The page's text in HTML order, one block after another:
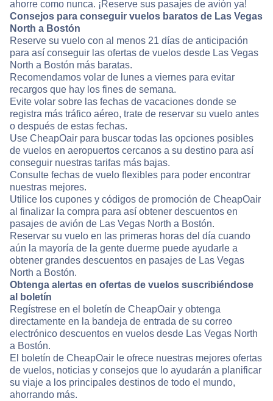
ahorre como nunca. ¡Reserve sus pasajes de avión ya!
Consejos para conseguir vuelos baratos de Las Vegas
North a Bostón
Reserve su vuelo con al menos 21 días de anticipación
para así conseguir las ofertas de vuelos desde Las Vegas
North a Bostón más baratas.
Recomendamos volar de lunes a viernes para evitar
recargos que hay los fines de semana.
Evite volar sobre las fechas de vacaciones donde se
registra más tráfico aéreo, trate de reservar su vuelo antes
o después de estas fechas.
Use CheapOair para buscar todas las opciones posibles
de vuelos en aeropuertos cercanos a su destino para así
conseguir nuestras tarifas más bajas.
Consulte fechas de vuelo flexibles para poder encontrar
nuestras mejores.
Utilice los cupones y códigos de promoción de CheapOair
al finalizar la compra para así obtener descuentos en
pasajes de avión de Las Vegas North a Bostón.
Reservar su vuelo en las primeras horas del día cuando
aún la mayoría de la gente duerme puede ayudarle a
obtener grandes descuentos en pasajes de Las Vegas
North a Bostón.
Obtenga alertas en ofertas de vuelos suscribiéndose
al boletín
Regístrese en el boletín de CheapOair y obtenga
directamente en la bandeja de entrada de su correo
electrónico descuentos en vuelos desde Las Vegas North
a Bostón.
El boletín de CheapOair le ofrece nuestras mejores ofertas
de vuelos, noticias y consejos que lo ayudarán a planificar
su viaje a los principales destinos de todo el mundo,
ahorrando más.